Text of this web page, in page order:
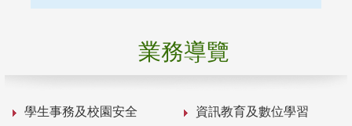
業務導覽
學生事務及校園安全 資訊教育及數位學習